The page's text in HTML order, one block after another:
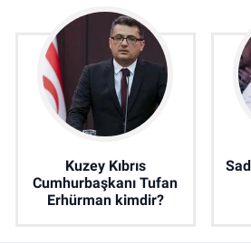
Kuzey Kıbrıs
Cumhurbaşkanı Tufan
Erhürman kimdir?